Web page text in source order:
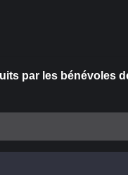
par les bénévoles